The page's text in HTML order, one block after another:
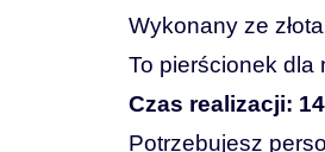
Wykonany ze złota
To pierścionek dla
Czas realizacji:
Potrzebujesz